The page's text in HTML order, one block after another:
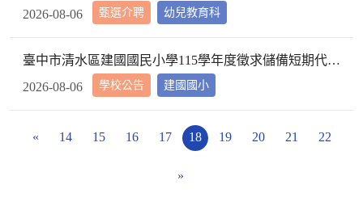
甄選介聘 幼兒教育科
2026-08-06
學校公告
臺中市清水區建國國民小學115學年度徵求儲備短期代課教師公告
建國國小
2026-08-06
« 14 15 16 17 18 19 20 21 22
»